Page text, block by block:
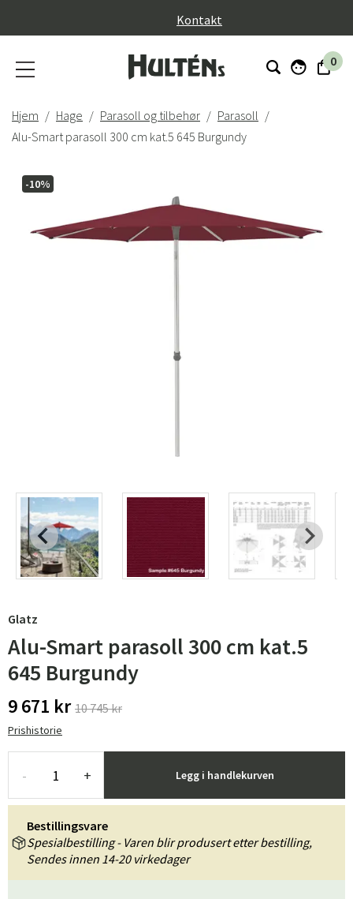
Kontakt
0
Hjem Hage Parasoll og tilbehør
Parasoll
Alu-Smart parasoll 300 cm kat.5 645 Burgundy
-10%
Glatz
Alu-Smart parasoll 300 cm kat.5
645 Burgundy
9 671 kr 10 745 kr
Prishistorie
- + Legg i handlekurven
Bestillingsvare
Spesialbestilling - Varen blir produsert etter bestilling,
Sendes innen 14-20 virkedager